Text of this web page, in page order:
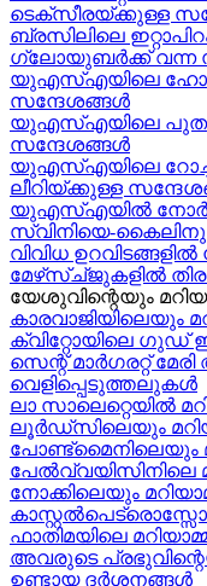
ടെക്സീരയ്ക്കുള്ള
ബ്രസിലിലെ
ഗ്ലോയുബർക്ക് വന്ന
യുഎസ്എയിലെ ഹോളി
സന്ദേശങ്ങൾ
യുഎസ്എയിലെ
സന്ദേശങ്ങള്‍
യുഎസ്എയിലെ
ലീറിയ്ക്കുള്ള
യുഎസ്എയിൽ
സ്വിനിയെ-കൈലിനു
വിവിധ
മേഴ്‍സ്ച്ജുകളിൽ
യേശുവിന്റെയും
കാരവാജിയിലെയും
ക്വിറ്റോയിലെ ഗുഡ്
സെന്റ് മാർഗരറ്റ്
വെളിപ്പെടുത്തലുകൾ
ലാ സാലെറ്റെയിൽ
ലൂർഡ്സിലെയും
പോണ്ട്മൈനിലെയും
പേൽവ്വയിസിനിലെ
നോക്കിലെയും
ഫാതിമയിലെ
അവരുടെ
ഉണ്ടായ ദർശനങ്ങൾ